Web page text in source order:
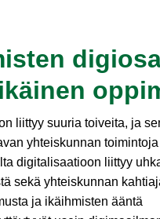
liittyy suuria toiveita, ja
yhteiskunnan
digitalisaatioon liittyy
sekä yhteiskunnan
ja ikäihmisten ääntä